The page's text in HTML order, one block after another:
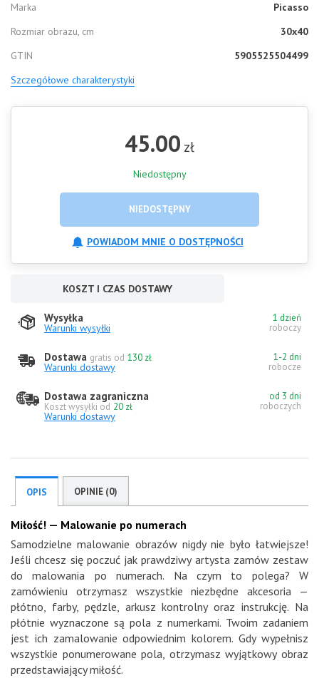
Marka
Picasso
Rozmiar obrazu, cm
30x40
GTIN
5905525504499
Szczegółowe charakterystyki
45.00 zł
Niedostępny
NIEDOSTĘPNY
POWIADOM MNIE O DOSTĘPNOŚCI
KOSZT I CZAS DOSTAWY
Wysyłka
Warunki wysyłki
1 dzień
roboczy
Dostawa gratis od 130 zł
Warunki dostawy
1-2 dni
robocze
Dostawa zagraniczna
Koszt wysyłki od 20 zł
Warunki dostawy
od 3 dni
roboczych
OPIS OPINIE (0)
Miłość! — Malowanie po numerach
Samodzielne malowanie obrazów nigdy nie było łatwiejsze!
Jeśli chcesz się poczuć jak prawdziwy artysta zamów zestaw
do malowania po numerach. Na czym to polega? W
zamówieniu otrzymasz wszystkie niezbędne akcesoria —
płótno, farby, pędzle, arkusz kontrolny oraz instrukcję. Na
płótnie wyznaczone są pola z numerkami. Twoim zadaniem
jest ich zamalowanie odpowiednim kolorem. Gdy wypełnisz
wszystkie ponumerowane pola, otrzymasz wyjątkowy obraz
przedstawiający miłość.